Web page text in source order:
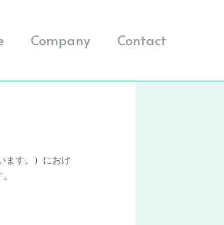
Company Contact
ます。）におけ